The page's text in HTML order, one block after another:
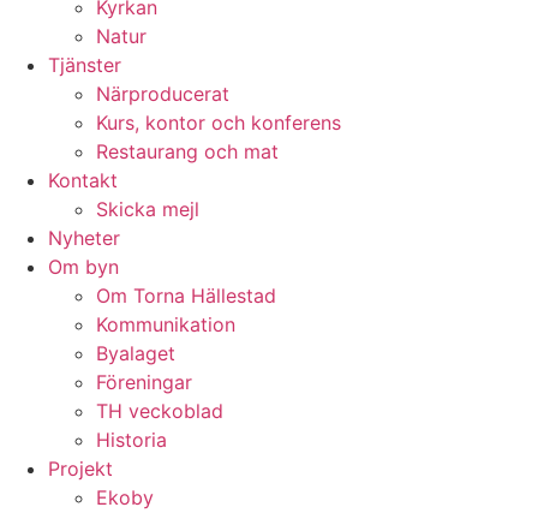
Kyrkan
Natur
Tjänster
Närproducerat
Kurs, kontor och konferens
Restaurang och mat
Kontakt
Skicka mejl
Nyheter
Om byn
Om Torna Hällestad
Kommunikation
Byalaget
Föreningar
TH veckoblad
Historia
Projekt
Ekoby